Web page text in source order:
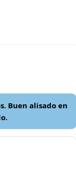
Buen alisado en